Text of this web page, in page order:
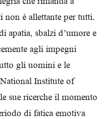
non è allettante per tutti.
apatia, sbalzi d’umore e
agli impegni
gli uomini e le
Institute of
sue ricerche il momento
di fatica emotiva